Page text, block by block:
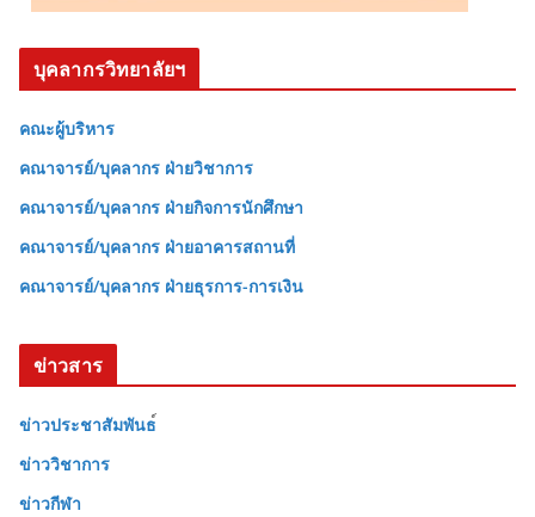
บุคลากรวิทยาลัยฯ
คณะผู้บริหาร
คณาจารย์/บุคลากร ฝ่ายวิชาการ
คณาจารย์/บุคลากร ฝ่ายกิจการนักศึกษา
คณาจารย์/บุคลากร ฝ่ายอาคารสถานที่
คณาจารย์/บุคลากร ฝ่ายธุรการ-การเงิน
ข่าวสาร
ข่าวประชาสัมพันธ
ข่าววิชาการ
ข่าวกีฬา